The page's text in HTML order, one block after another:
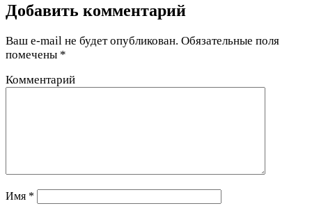
Добавить комментарий
Ваш e-mail не будет опубликован. Обязательные поля
помечены *
Комментарий
Имя *